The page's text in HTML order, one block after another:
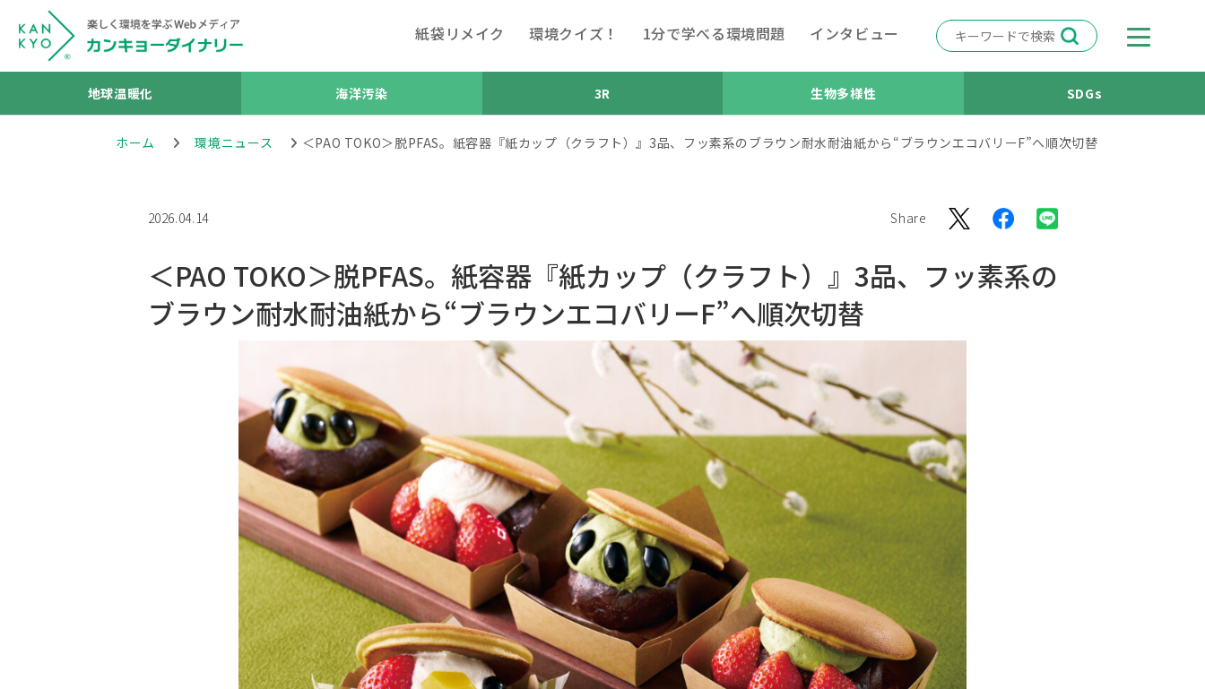
紙袋リメイク 環境クイズ！ 1分で学べる環境問題 インタビュー
地球温暖化 海洋汚染 3R 生物多様性 SDGs
ホーム 環境ニュース ＜PAO TOKO＞脱PFAS。紙容器『紙カップ（クラフト）』3品、フッ素系のブラウン耐水耐油紙から“ブラウンエコバリーF”へ順次切替
2026.04.14 Share
＜PAO TOKO＞脱PFAS。紙容器『紙カップ（クラフト）』3品、フッ素系の
ブラウン耐水耐油紙から“ブラウンエコバリーF”へ順次切替